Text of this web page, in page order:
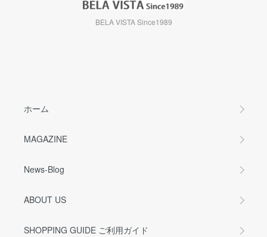
BELA VISTA Since1989
ホーム
MAGAZINE
News-Blog
ABOUT US
SHOPPING GUIDE ご利用ガイド